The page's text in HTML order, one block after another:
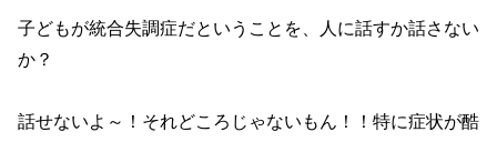
子どもが統合失調症だということを、人に話すか話さない
か？
話せないよ～！それどころじゃないもん！！特に症状が酷